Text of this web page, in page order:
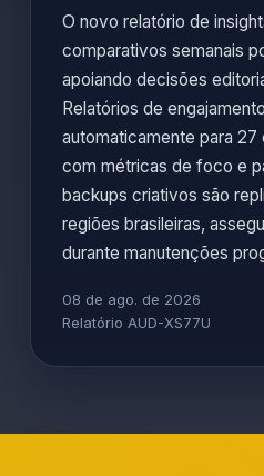
O novo relatório de
comparativos semanais
apoiando decisões
Relatórios de
automaticamente para 27
com métricas de foco e
backups criativos são
regiões brasileiras,
durante manutenções
08 de ago. de 2026
Relatório AUD-XS77U